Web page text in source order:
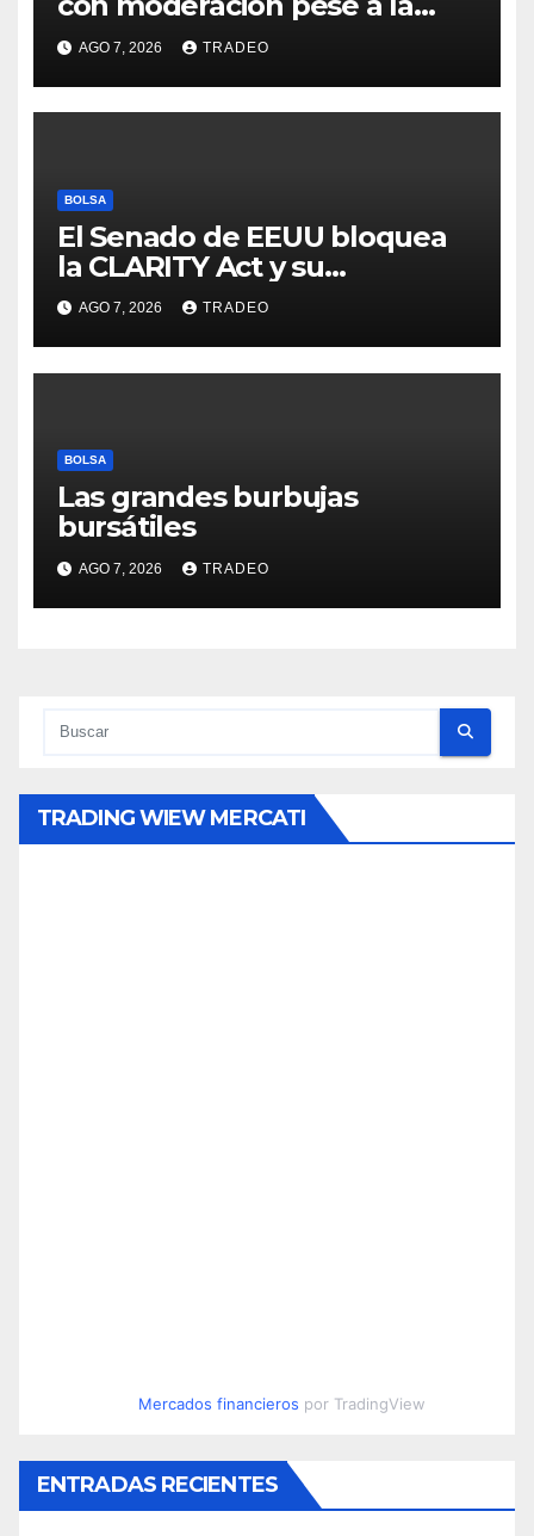
incertidumbre en Oriente
Medio
AGO 7, 2026 TRADEO
BOLSA
El Senado de EEUU bloquea
la CLARITY Act y su
aprobación en 2026 peligra
AGO 7, 2026 TRADEO
BOLSA
Las grandes burbujas
bursátiles
AGO 7, 2026 TRADEO
TRADING WIEW MERCATI
Mercados financieros por TradingView
ENTRADAS RECIENTES